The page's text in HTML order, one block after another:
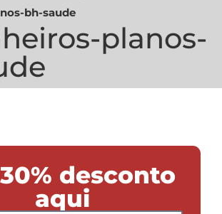
bh-saude
planos-
desconto
aqui